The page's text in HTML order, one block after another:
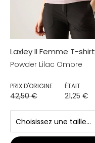
Laxley II Femme T-shirt
Powder Lilac Ombre
PRIX D'ORIGINE
42,50 €
ÉTAIT
21,25 €